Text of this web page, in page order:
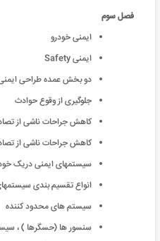
فصل سوم
ایمنی خودرو
ایمنی Safety
دو بخش عمده طراحی
جلوگیری از وقوع حوادث
کاهش جراحات ناشی از
کاهش جراحات ناشی از
سیستمهای ایمنی دریک
انواع تقسیم بندی
سیستم های محدود كننده
سنسور ها (حسگرها ) ،